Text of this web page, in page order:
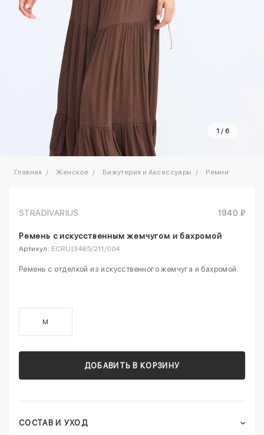
1 / 6
Главная Женское Бижутерия и Аксессуары Ремни
STRADIVARIUS 1940 ₽
Ремень с искусственным жемчугом и бахромой
Артикул: ECRU|3485/211/004
Ремень с отделкой из искусственного жемчуга и бахромой.
M
ДОБАВИТЬ В КОРЗИНУ
СОСТАВ И УХОД